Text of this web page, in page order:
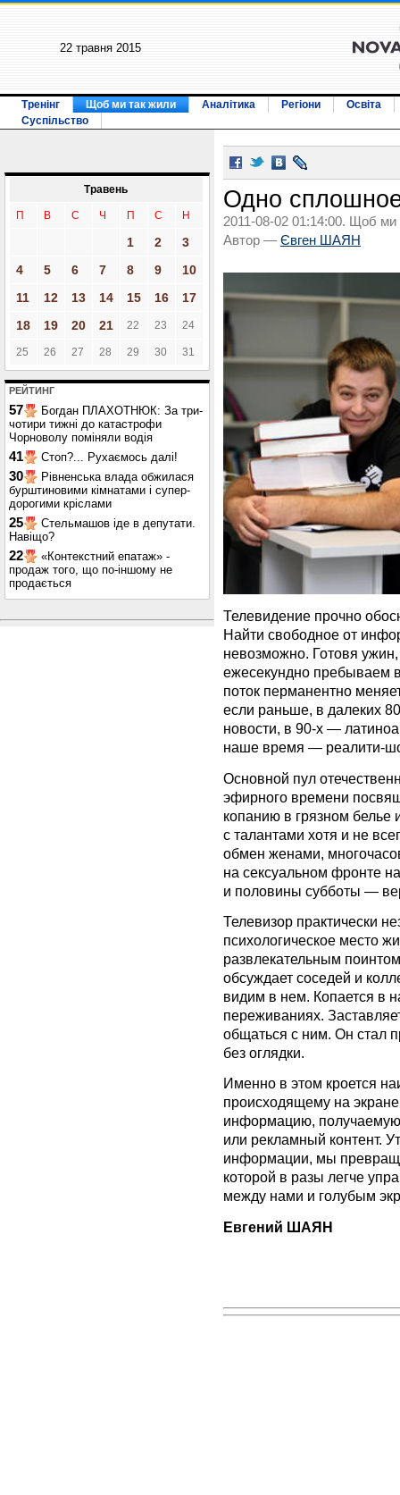
22 травня 2015
Тренінг Щоб ми так жили Аналітика Регіони
Освіта
Суспільство
Травень
П В С Ч П С Н
1 2
3
4
5 6 7 8 9
10
11
12 13 14 15 16
17
18
19 20 21 22 23 24
25 26 27 28 29 30 31
РЕЙТИНГ
57
Богдан ПЛАХОТНЮК: За три-
чотири тижні до катастрофи
Чорноволу поміняли водія
41 Стоп?... Рухаємось далі!
30
Рівненська влада обжилася
бурштиновими кімнатами і супер-
дорогими кріслами
25
Стельмашов іде в депутати.
Навіщо?
22
«Контекстний епатаж» -
продаж того, що по-іншому не
продається
Одно
2011-08-02 01:14:00. Щоб ми
Автор — Євген ШАЯН
Телевидение прочно
Найти свободное от
невозможно. Готовя
ежесекундно пребываем
поток перманентно
если раньше, в далеких
новости, в 90-х —
наше время — реалити-
Основной пул
эфирного времени
копанию в грязном белье
с талантами хотя и не
обмен женами,
на сексуальном фронте
и половины субботы —
Телевизор практически
психологическое место
развлекательным
обсуждает соседей и
видим в нем. Копается в
переживаниях.
общаться с ним. Он стал
без оглядки.
Именно в этом кроется
происходящему на
информацию, получаемую
или рекламный контент.
информации, мы
которой в разы легче
между нами и голубым
Евгений ШАЯН